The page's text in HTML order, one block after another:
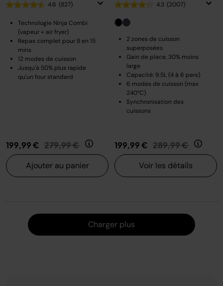
4.6 (827)
Technologie Ninja Combi
(vapeur + air fryer)
Repas complet pour 8 en 15
mins
12 modes de cuisson
Jusqu'à 50% plus rapide
qu'un four standard
199,99 € Prix réduit de
279,99 € au
Ajouter au panier
4.3 (2007)
2 zones de cuisson
superposées
Gain de place, 30% moins
large
Capacité: 9.5L (4 à 6 pers)
6 modes de cuisson (max
240°C)
Synchronisation des
cuissons
199,99 € Prix réduit de
289,99 € au
Voir les détails
Charger plus